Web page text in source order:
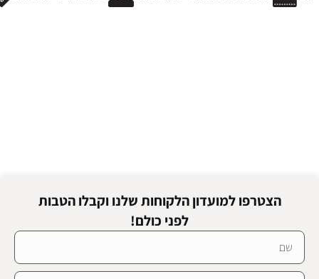
הצטרפו למועדון הלקוחות שלנו וקבלו הטבות
לפני כולם!